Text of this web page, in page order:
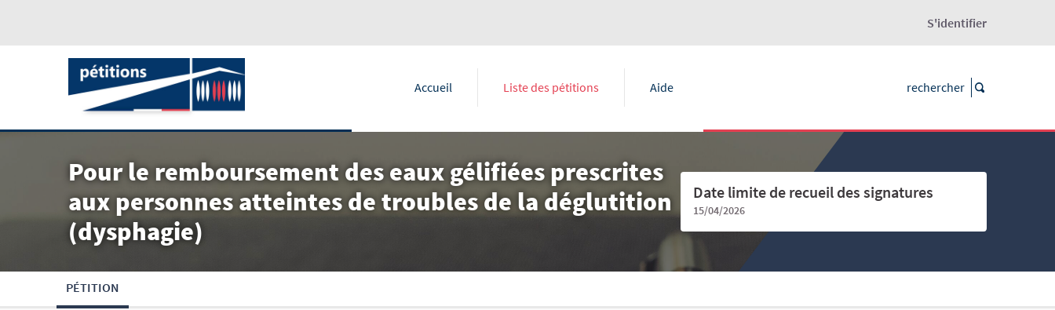
S'identifier
Accueil Liste des pétitions Aide
Pour le remboursement des eaux gélifiées prescrites
aux personnes atteintes de troubles de la déglutition
(dysphagie)
Date limite de recueil des signatures
15/04/2026
PÉTITION